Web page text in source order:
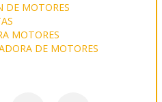
DE MOTORES
MOTORES
DE MOTORES